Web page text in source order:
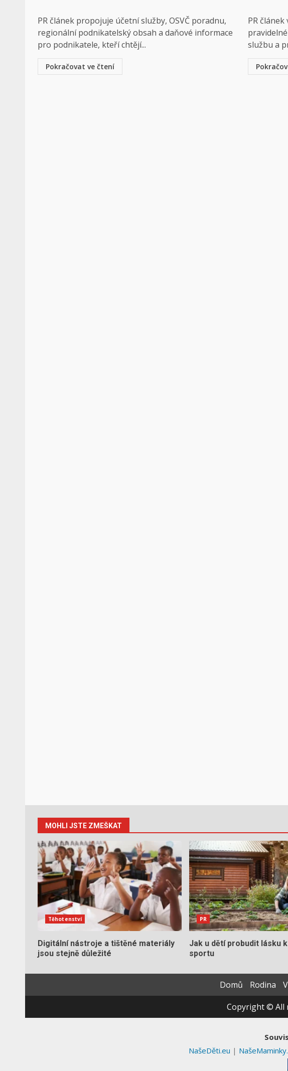
PR článek propojuje účetní služby, OSVČ poradnu,
regionální podnikatelský obsah a daňové informace
pro podnikatele, kteří chtějí...
Pokračovat ve čtení
PR
službu a
MOHLI JSTE ZMEŠKAT
Těhotenství
Digitální nástroje a tištěné materiály
jsou stejně důležité
PR
Jak u dětí probudit lásku
sportu
Domů Rodina
Copyright © All
NašeDěti.eu |